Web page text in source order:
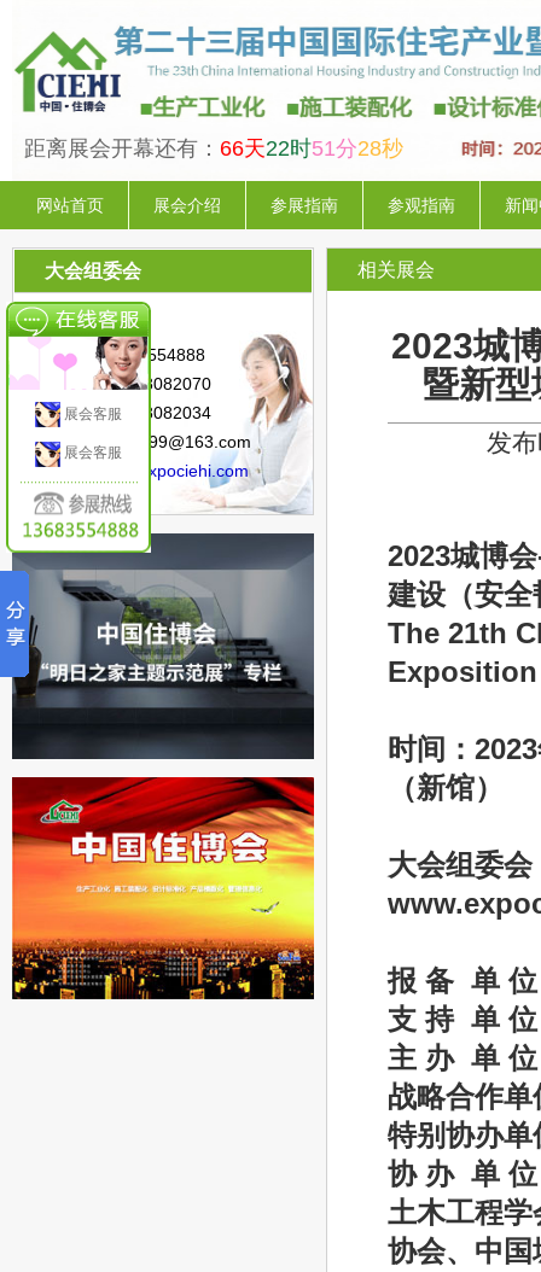
距离展会开幕还有： 66天22时51分27秒
网站首页 展会介绍 参展指南 参观指南 新
大会组委会
联系人：陈 星
手 机：13683554888
电 话：010-88082070
传 真：010-88082034
邮 箱：sunny.99@163.com
网 址：
www.expociehi.com
相关展会
2023城
暨新
发
2023城博
建设（安
The 21th
时间：
（新馆）
大会组委
报 备 单
支 持 单
主 办 单
战略合作
特别协办
协 办 单 位
土木工程
协会、中
展会客服
展会客服